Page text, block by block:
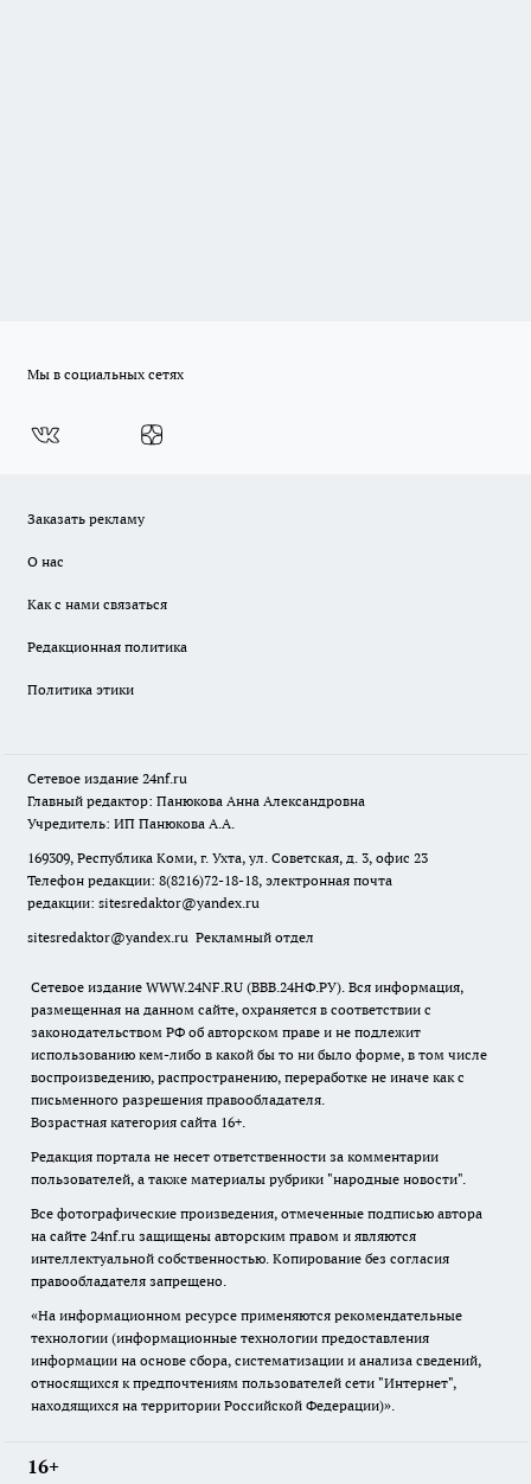
Мы в социальных сетях
Заказать рекламу
О нас
Как с нами связаться
Редакционная политика
Политика этики
Сетевое издание 24nf.ru
Главный редактор: Панюкова Анна Александровна
Учредитель: ИП Панюкова А.А.
169309, Республика Коми, г. Ухта, ул. Советская, д. 3, офис 23
Телефон редакции: 8(8216)72-18-18, электронная почта
редакции: sitesredaktor@yandex.ru
sitesredaktor@yandex.ru Рекламный отдел
Сетевое издание WWW.24NF.RU (ВВВ.24НФ.РУ). Вся информация,
размещенная на данном сайте, охраняется в соответствии с
законодательством РФ об авторском праве и не подлежит
использованию кем-либо в какой бы то ни было форме, в том числе
воспроизведению, распространению, переработке не иначе как с
письменного разрешения правообладателя.
Возрастная категория сайта 16+.
Редакция портала не несет ответственности за комментарии
пользователей, а также материалы рубрики "народные новости".
Все фотографические произведения, отмеченные подписью автора
на сайте 24nf.ru защищены авторским правом и являются
интеллектуальной собственностью. Копирование без согласия
правообладателя запрещено.
«На информационном ресурсе применяются рекомендательные
технологии (информационные технологии предоставления
информации на основе сбора, систематизации и анализа сведений,
относящихся к предпочтениям пользователей сети "Интернет",
находящихся на территории Российской Федерации)».
16+